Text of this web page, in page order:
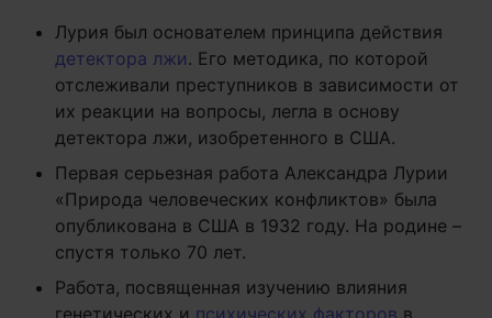
Лурия был основателем принципа действия
детектора лжи. Его методика, по которой
отслеживали преступников в зависимости от
их реакции на вопросы, легла в основу
детектора лжи, изобретенного в США.
Первая серьезная работа Александра Лурии
«Природа человеческих конфликтов» была
опубликована в США в 1932 году. На родине –
спустя только 70 лет.
Работа, посвященная изучению влияния
генетических и психических факторов в